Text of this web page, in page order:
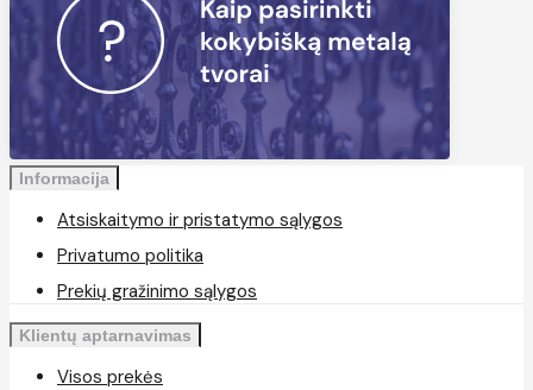
Informacija
Atsiskaitymo ir pristatymo sąlygos
Privatumo politika
Prekių gražinimo sąlygos
Klientų aptarnavimas
Visos prekės